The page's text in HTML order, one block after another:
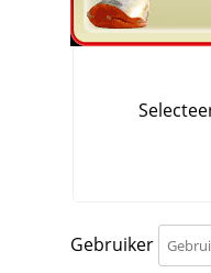
Gebruiker